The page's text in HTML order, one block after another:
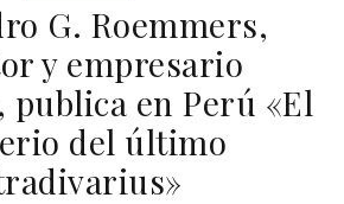
G. Roemmers,
y empresario
en Perú «El
del último